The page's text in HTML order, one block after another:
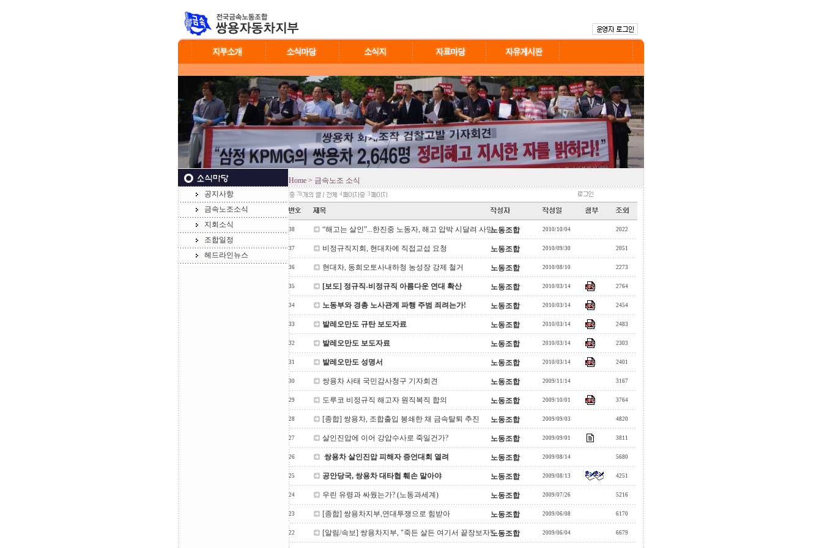
공지사항
금속노조소식
지회소식
조합일정
헤드라인뉴스
Home > 금속노조 소식
78 4 3
38 “해고는 살인”...한진중 노동자, 해고 압박 시달려 사망노동조합 2010/10/04 2022
37 비정규직지회, 현대차에 직접교섭 요청 노동조합 2010/09/30 2051
36 현대차, 동희오토사내하청 농성장 강제 철거 노동조합 2010/08/10 2273
35 [보도] 정규직-비정규직 아름다운 연대 확산 노동조합 2010/03/14 2764
34 노동부와 경총 노사관계 파행 주범 죄려는가! 노동조합 2010/03/14 2454
33 발레오만도 규탄 보도자료 노동조합 2010/03/14 2483
32 발레오만도 보도자료 노동조합 2010/03/14 2303
31 발레오만도 성명서 노동조합 2010/03/14 2401
30 쌍용차 사태 국민감사청구 기자회견 노동조합 2009/11/14 3167
29 도루코 비정규직 해고자 원직복직 합의 노동조합 2009/10/01 3764
28 [종합] 쌍용차, 조합출입 봉쇄한 채 금속탈퇴 추진 노동조합 2009/09/03 4820
27 살인진압에 이어 강압수사로 죽일건가? 노동조합 2009/09/01 3811
26 쌍용차 살인진압 피해자 증언대회 열려 노동조합 2009/08/14 5680
25 공안당국, 쌍용차 대타협 훼손 말아야 노동조합 2009/08/13 4251
24 우린 유령과 싸웠는가? (노동과세계) 노동조합 2009/07/26 5216
23 [종합] 쌍용차지부,연대투쟁으로 힘받아 노동조합 2009/06/08 6170
22 [알림/속보] 쌍용차지부, "죽든 살든 여기서 끝장보자!"노동조합 2009/06/04 6679